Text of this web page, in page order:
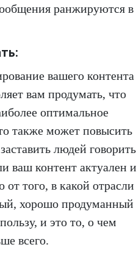
ранжируются в
вашего контента
вам продумать, что
оптимальное
также может повысить
людей говорить
ваш контент актуален и
от того, в какой отрасли
хорошо продуманный
и это то, о чем
всего.